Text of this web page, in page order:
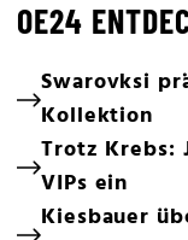
OE24
Swarovksi
Kollektion
Trotz Krebs:
VIPs ein
Kiesbauer